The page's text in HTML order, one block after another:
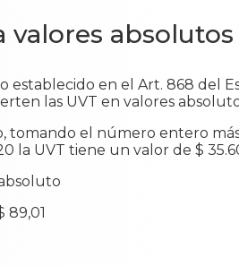
valores absolutos
establecido en el Art. 868
las UVT en valores
tomando el número entero
la UVT tiene un valor de $
89,01